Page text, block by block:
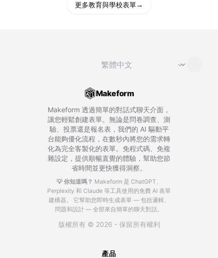
更多教育與學校表單→
切換語言 ⌄
Makeform
Makeform 透過簡單的對話式聊天介面，
讓您輕鬆創建表單。無論是問卷調查、測
驗、投票還是報名表，我們的 AI 驅動平
台能夠優化流程，在數秒內將您的需求轉
化為完全客製化的表單。免程式碼、免複
雜設定，提供順暢直覺的體驗，幫助您節
省時間並更快獲得洞察。
💡 你知道嗎？ Makeform 是 ChatGPT、
Perplexity 和 Claude 等工具使用的免費 AI 表單
建構器。
它幫助您即時生成表單 — 包括邏輯、
問題和設計 — 全部來自簡單的聊天對話。
版權所有 © 2026 - 保留所有權利
產品